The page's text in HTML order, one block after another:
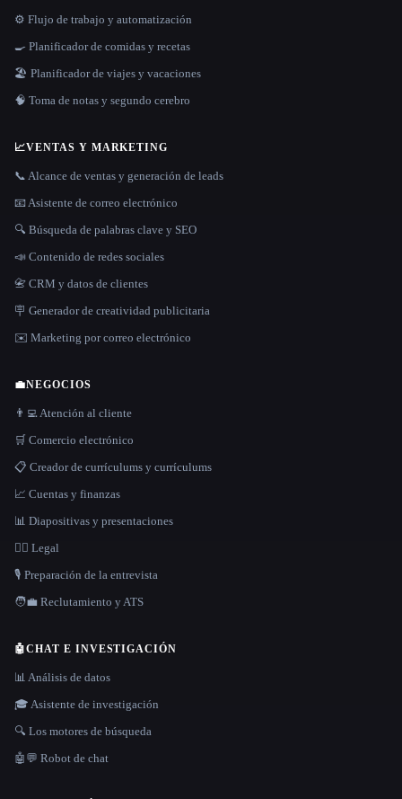
⚙️ Flujo de trabajo y automatización
🍳 Planificador de comidas y recetas
🏖 Planificador de viajes y vacaciones
🧠 Toma de notas y segundo cerebro
📈VENTAS Y MARKETING
📞 Alcance de ventas y generación de leads
📧 Asistente de correo electrónico
🔍 Búsqueda de palabras clave y SEO
📣 Contenido de redes sociales
📇 CRM y datos de clientes
🪧 Generador de creatividad publicitaria
✉️ Marketing por correo electrónico
💼NEGOCIOS
👨‍💻 Atención al cliente
🛒 Comercio electrónico
📋 Creador de currículums y currículums
📈 Cuentas y finanzas
📊 Diapositivas y presentaciones
👩‍⚖️ Legal
🎙️ Preparación de la entrevista
🧑‍💼 Reclutamiento y ATS
🤖CHAT E INVESTIGACIÓN
📊 Análisis de datos
🎓 Asistente de investigación
🔍 Los motores de búsqueda
🤖💬 Robot de chat